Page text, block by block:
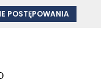
POSTĘPOWANIA